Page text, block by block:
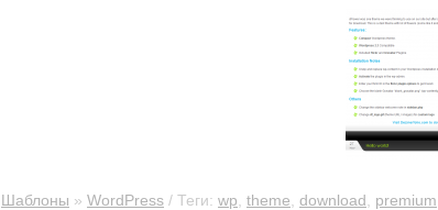
Шаблоны » WordPress / Теги: wp theme download premium